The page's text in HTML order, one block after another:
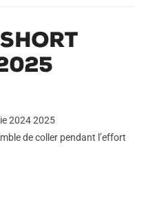
2024 2025
de coller pendant l’effort